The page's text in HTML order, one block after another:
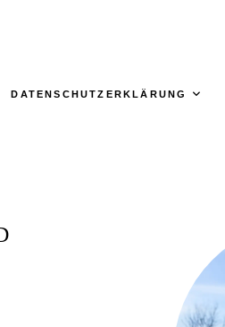
DATENSCHUTZERKLÄRUNG